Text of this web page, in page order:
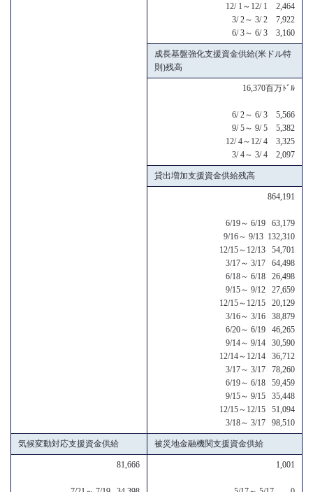
12/ 1～12/ 1 2,464
3/ 2～ 3/ 2 7,922
6/ 3～ 6/ 3 3,160
成長基盤強化支援資金供給(米ドル特
則)残高
16,370百万ﾄﾞﾙ
6/ 2～ 6/ 3 5,566
9/ 5～ 9/ 5 5,382
12/ 4～12/ 4 3,325
3/ 4～ 3/ 4 2,097
貸出増加支援資金供給残高
864,191
6/19～ 6/19 63,179
9/16～ 9/13 132,310
12/15～12/13 54,701
3/17～ 3/17 64,498
6/18～ 6/18 26,498
9/15～ 9/12 27,659
12/15～12/15 20,129
3/16～ 3/16 38,879
6/20～ 6/19 46,265
9/14～ 9/14 30,590
12/14～12/14 36,712
3/17～ 3/17 78,260
6/19～ 6/18 59,459
9/15～ 9/15 35,448
12/15～12/15 51,094
3/18～ 3/17 98,510
気候変動対応支援資金供給 被災地金融機関支援資金供給
81,666 1,001